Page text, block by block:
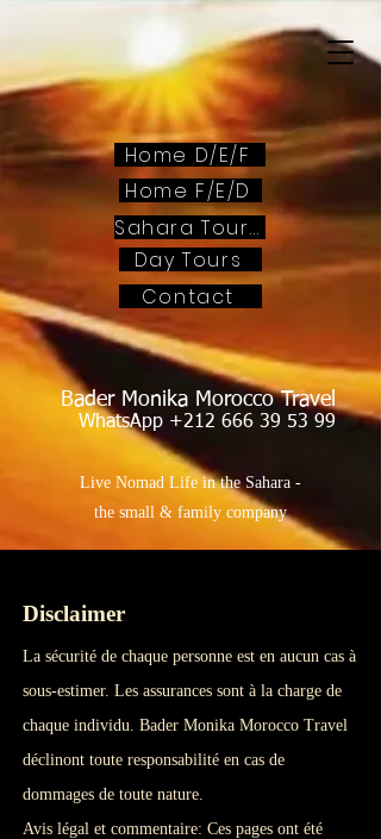
Day Tours
Contact
Home D/E/F
Bader Monika Morocco Travel
WhatsApp +212 666 39 53 99
Live Nomad Life in the Sahara -
the small & family company
Home F/E/D
Sahara Tours
Disclaimer
La sécurité de chaque personne est en aucun cas à
sous-estimer. Les assurances sont à la charge de
chaque individu. Bader Monika Morocco Travel
déclinont toute responsabilité en cas de
dommages de toute nature.
Avis légal et commentaire: Ces pages ont été